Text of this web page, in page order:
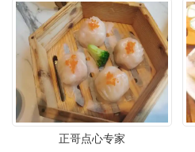
正哥点心专家